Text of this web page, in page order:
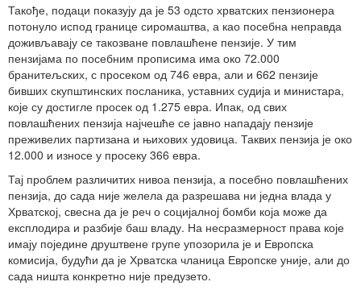
Такође, подаци показују да је 53 одсто хрватских пензионера
потонуло испод границе сиромаштва, а као посебна неправда
доживљавају се такозване повлашћене пензије. У тим
пензијама по посебним прописима има око 72.000
бранитељских, с просеком од 746 евра, али и 662 пензије
бивших скупштинских посланика, уставних судија и министара,
које су достигле просек од 1.275 евра. Ипак, од свих
повлашћених пензија најчешће се јавно нападају пензије
преживелих партизана и њихових удовица. Таквих пензија је око
12.000 и износе у просеку 366 евра.
Тај проблем различитих нивоа пензија, а посебно повлашћених
пензија, до сада није желела да разрешава ни једна влада у
Хрватској, свесна да је реч о социјалној бомби која може да
експлодира и разбије баш владу. На несразмерност права које
имају поједине друштвене групе упозорила је и Европска
комисија, будући да је Хрватска чланица Европске уније, али до
сада ништа конкретно није предузето.